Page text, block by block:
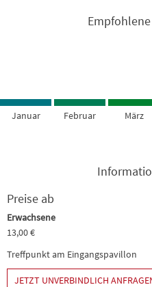
Januar Februar März
Preise ab
Erwachsene
13,00 €
Treffpunkt am Eingangspavillon
JETZT UNVERBINDLICH